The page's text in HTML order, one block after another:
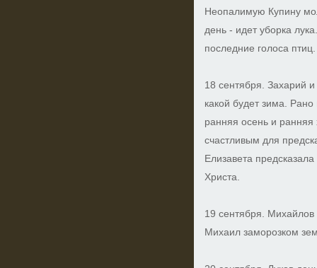
Неопалимую Купину
день - идет уборка
последние голоса птиц.
18 сентября. Захарий
какой будет зима.
ранняя осень и ранняя
счастливым для
Елизавета
Христа.
19 сентября.
Михаил заморозком